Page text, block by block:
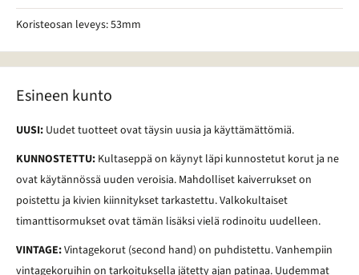
Koristeosan leveys: 53mm
Esineen kunto
UUSI: Uudet tuotteet ovat täysin uusia ja käyttämättömiä.
KUNNOSTETTU: Kultaseppä on käynyt läpi kunnostetut korut ja ne
ovat käytännössä uuden veroisia. Mahdolliset kaiverrukset on
poistettu ja kivien kiinnitykset tarkastettu. Valkokultaiset
timanttisormukset ovat tämän lisäksi vielä rodinoitu uudelleen.
VINTAGE:Vintagekorut (second hand) on puhdistettu. Vanhempiin
vintagekoruihin on tarkoituksella jätetty ajan patinaa. Uudemmat